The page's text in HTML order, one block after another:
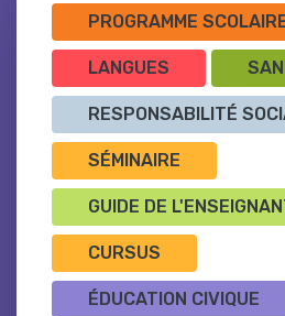
PROGRAMME
LANGUES
RESPONSABILITÉ
SÉMINAIRE
GUIDE DE
CURSUS
ÉDUCATION CIVIQUE